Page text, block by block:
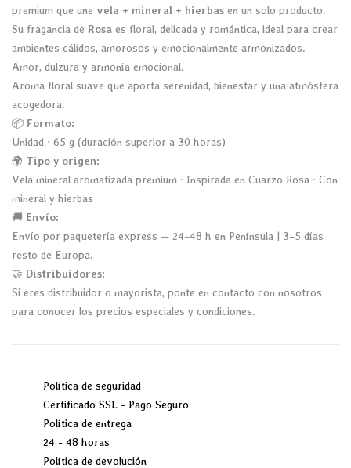
premium que une vela + mineral + hierbas en un solo producto.
Su fragancia de Rosa es floral, delicada y romántica, ideal para crear
ambientes cálidos, amorosos y emocionalmente armonizados.
Amor, dulzura y armonía emocional.
Aroma floral suave que aporta serenidad, bienestar y una atmósfera
acogedora.
📦 Formato:
Unidad · 65 g (duración superior a 30 horas)
🌍 Tipo y origen:
Vela mineral aromatizada premium · Inspirada en Cuarzo Rosa · Con
mineral y hierbas
🚚 Envío:
Envío por paquetería express — 24–48 h en Península | 3–5 días
resto de Europa.
🤝 Distribuidores:
Si eres distribuidor o mayorista, ponte en contacto con nosotros
para conocer los precios especiales y condiciones.
Política de seguridad
Certificado SSL - Pago Seguro
Política de entrega
24 - 48 horas
Política de devolución